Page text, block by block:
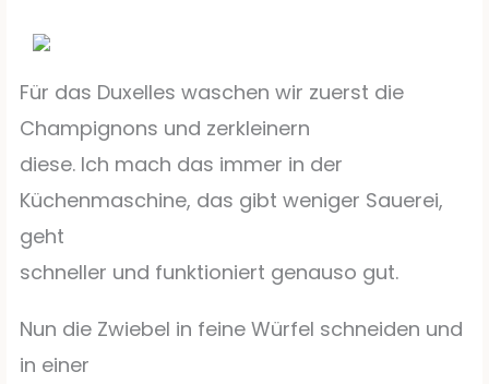
Für das Duxelles waschen wir zuerst die
Champignons und zerkleinern
diese. Ich mach das immer in der
Küchenmaschine, das gibt weniger Sauerei,
geht
schneller und funktioniert genauso gut.
Nun die Zwiebel in feine Würfel schneiden und
in einer